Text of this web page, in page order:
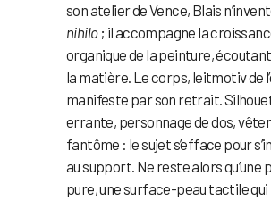
son atelier de Vence, Blais
nihilo; il accompagne la
organique de la peinture,
la matière. Le corps, leitmotiv de
manifeste par son retrait.
errante, personnage de dos,
fantôme : le sujet s’efface pour
au support. Ne reste alors qu’une
pure, une surface-peau tactile qui